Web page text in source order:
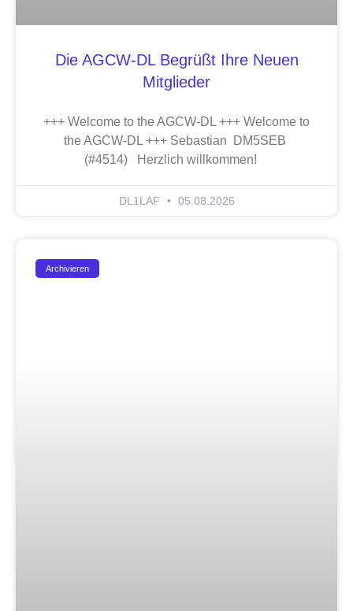
Die AGCW-DL Begrüßt Ihre Neuen
Mitglieder
+++ Welcome to the AGCW-DL +++ Welcome to
the AGCW-DL +++ Sebastian DM5SEB
(#4514) Herzlich willkommen!
DL1LAF 05.08.2026
Archivieren